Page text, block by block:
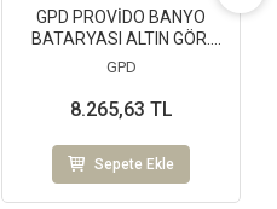
GPD PROVİDO BANYO
BATARYASI ALTIN GÖR.
(MBB155-A)
GPD
8.265,63 TL
Sepete Ekle